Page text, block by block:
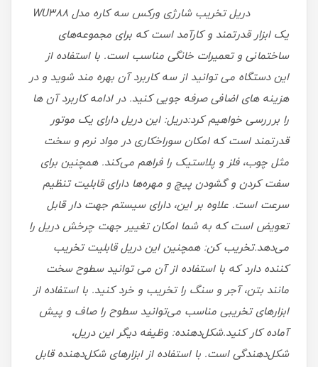
دریل تخریب شارژی ورکس سه کاره مدل WU388
یک ابزار قدرتمند و کارآمد است که برای مجموعه‌های
ساختمانی و تعمیرات خانگی مناسب است. با استفاده از
این دستگاه می توانید از سه کاربرد آن بهره مند شوید و در
هزینه های اضافی صرفه جویی کنید. در ادامه کاربرد آن ها
را برررسی خواهیم کرد:دریل: این دریل دارای یک موتور
قدرتمند است که امکان سوراخکاری در مواد نرم و سخت
مثل چوب، فلز و پلاستیک را فراهم می‌کند. همچنین برای
سفت کردن و گشودن پیچ و مهره‌ها دارای قابلیت تنظیم
سرعت است. علاوه بر این، دارای سیستم جهت دار قابل
تعویض است که به شما امکان تغییر جهت چرخش دریل را
می‌دهد.تخریب کن: همچنین این دریل قابلیت تخریب
کننده دارد که با استفاده از آن می توانید سطوح سخت
مانند بتن، آجر و سنگ را تخریب و خرد کنید. با استفاده از
ابزارهای تخریبی مناسب می‌توانید سطوح را صاف و پیش
آماده کار کنید.شکل‌دهنده: وظیفه دیگر این دریل،
شکل‌دهندگی است. با استفاده از ابزارهای شکل‌دهنده قابل